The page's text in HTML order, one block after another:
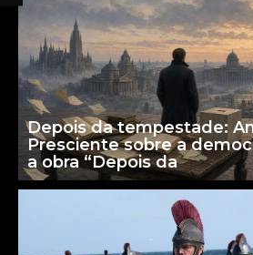
Depois da tempestade:
Presciente sobre a
a obra “Depois da